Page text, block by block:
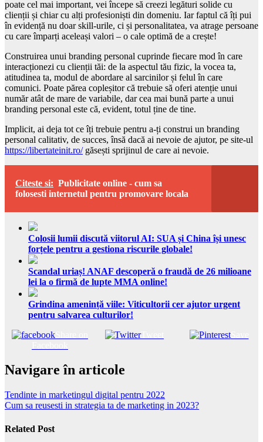
poate cel mai important, vei începe să creezi legături solide cu
clienții și chiar cu alți profesioniști din domeniu. Iar faptul că îți pui
în evidență nu doar skill-urile, ci și personalitatea, va atrage persoane
cu care împarți aceleași valori – o cale optimă de a crește!
Construirea unui branding personal cuprinde fiecare mod în care
interacționezi cu clienții tăi: de la aspectul tău fizic, la vocea ta,
atitudinea ta, modul de abordare al sarcinilor și felul în care
comunici. Poate părea copleșitor că trebuie să oferi atenție unui
număr atât de mare de variabile, dar cea mai bună parte a unui
branding personal este că, evident, totul ține de tine.
Implicit, ai deja tot ce îți trebuie pentru a-ți construi un branding
personal calitativ, de succes, însă dacă ai nevoie de ajutor, pe site-ul
https://libertateinit.ro/găsești sprijinul de care ai nevoie.
Citeste si: Publicitate online - cum sa
folosesti internetul pentru promovare locala
Colosii lumii discută viitorul AI: SUA și China își unesc
forțele pentru a gestiona riscurile globale!
Scandal uriaș! ANAF descoperă o fraudă de 26 milioane
lei la o firmă de lupte MMA online!
Grindina amenință viile: Viticultorii cer ajutor urgent
pentru salvarea culturilor!
Tweet Save
Navigare în articole
Tendinte in marketingul digital pentru 2022
Cum sa reusesti in strategia ta de marketing in 2023?
Related Post